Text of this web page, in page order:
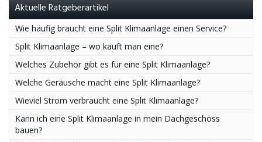
Aktuelle Ratgeberartikel
Wie häufig braucht eine Split Klimaanlage einen Service?
Split Klimaanlage – wo kauft man eine?
Welches Zubehör gibt es für eine Split Klimaanlage?
Welche Geräusche macht eine Split Klimaanlage?
Wieviel Strom verbraucht eine Split Klimaanlage?
Kann ich eine Split Klimaanlage in mein Dachgeschoss
bauen?